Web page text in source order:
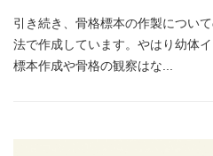
引き続き、骨格標本の作製につい
法で作成しています。やはり幼体
標本作成や骨格の観察はな...